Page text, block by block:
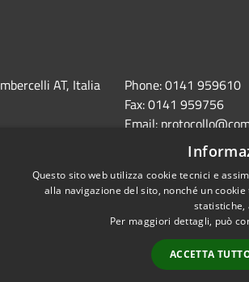
AT, Italia
Phone:0141 959610
Fax:0141 959756
Email:
Dichiarazione di accessibilità
Questo sito web utilizza cookie tecnici e
alla navigazione del sito, nonché un
statistiche,
Per maggiori dettagli, può
ACCETTA